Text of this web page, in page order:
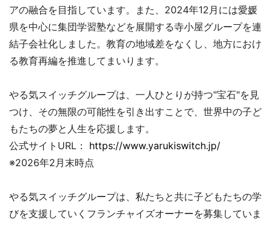
アの融合を目指しています。また、2024年12月には愛媛
県を中心に集団学習塾などを展開する寺小屋グループを連
結子会社化しました。教育の地域差をなくし、地方におけ
る教育再編を推進してまいります。
やる気スイッチグループは、一人ひとりが持つ"宝石"を見
つけ、その無限の可能性を引き出すことで、世界中の子ど
もたちの夢と人生を応援します。
公式サイトURL： https://www.yarukiswitch.jp/
※2026年2月末時点
やる気スイッチグループは、私たちと共に子どもたちの学
びを支援していくフランチャイズオーナーを募集していま